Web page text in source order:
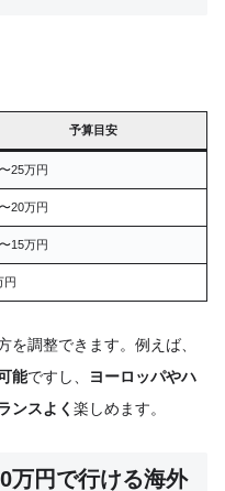
予算目安
25万円
20万円
15万円
円
調整できます。例えば、
能ですし、
ヨーロッパやハ
ンスよく 楽しめます。
万円で行ける海外